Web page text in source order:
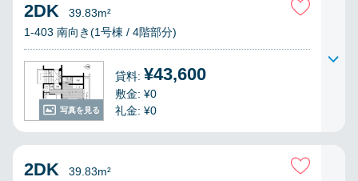
写真を見る
2DK
39.83m²
1-403 南向き(1号棟 / 4階部分)
貸料: ¥43,600
敷金: ¥0
礼金: ¥0
2DK
39.83m²